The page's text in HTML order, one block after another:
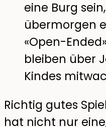
eine Burg
übermorgen
«Open-
bleiben über
Kindes
Richtig gutes
hat nicht nur